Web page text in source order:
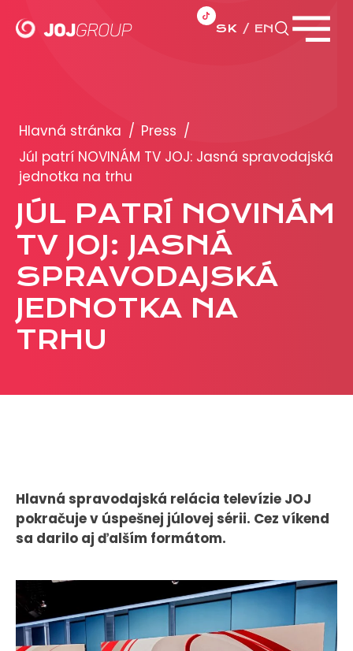
SK EN
Brandy
Produkty
PRODUKCIA
REKLAMA
Viac o reklamných formátoch
Obchodné podmienky
Prezentácia 2026
PRESS
Tlačové správy
VEREJNÉ VYSIELANIE MS 2026
Hlavná stránka / Press /
Júl patrí NOVINÁM TV JOJ: Jasná spravodajská
jednotka na trhu
JÚL PATRÍ NOVINÁM
TV JOJ: JASNÁ
SPRAVODAJSKÁ
JEDNOTKA NA
TRHU
Hlavná spravodajská relácia televízie JOJ
pokračuje v úspešnej júlovej sérii. Cez víkend
sa darilo aj ďalším formátom.